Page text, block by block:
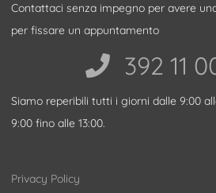
Contattaci senza impegno per avere
per fissare un appuntamento
392 11
Siamo reperibili tutti i giorni dalle 9:00
9:00 fino alle 13:00.
Privacy Policy